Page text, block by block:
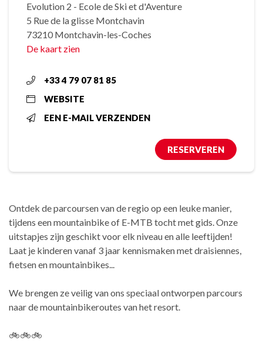
Evolution 2 - Ecole de Ski et d'Aventure
5 Rue de la glisse Montchavin
73210 Montchavin-les-Coches
De kaart zien
+33 4 79 07 81 85
WEBSITE
EEN E-MAIL VERZENDEN
RESERVEREN
Ontdek de parcoursen van de regio op een leuke manier,
tijdens een mountainbike of E-MTB tocht met gids. Onze
uitstapjes zijn geschikt voor elk niveau en alle leeftijden!
Laat je kinderen vanaf 3 jaar kennismaken met draisiennes,
fietsen en mountainbikes...
We brengen ze veilig van ons speciaal ontworpen parcours
naar de mountainbikeroutes van het resort.
🚲🚲🚲